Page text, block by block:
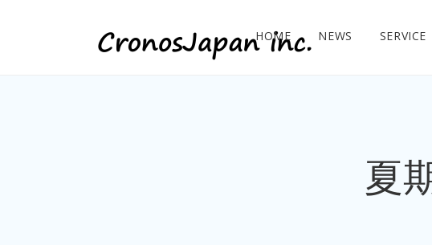
HOME NEWS SERVICE
夏